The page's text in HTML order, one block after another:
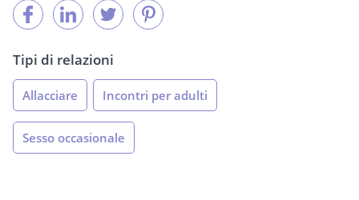
Tipi di relazioni
Allacciare Incontri per adulti
Sesso occasionale